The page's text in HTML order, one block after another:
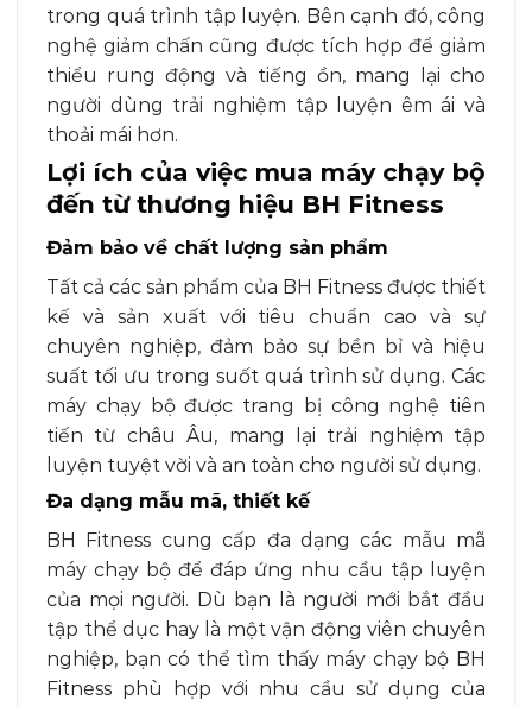
trong quá trình tập luyện. Bên cạnh đó, công
nghệ giảm chấn cũng được tích hợp để giảm
thiểu rung động và tiếng ồn, mang lại cho
người dùng trải nghiệm tập luyện êm ái và
thoải mái hơn.
Lợi ích của việc mua máy chạy bộ
đến từ thương hiệu BH Fitness
Đảm bảo về chất lượng sản phẩm
Tất cả các sản phẩm của BH Fitness được thiết
kế và sản xuất với tiêu chuẩn cao và sự
chuyên nghiệp, đảm bảo sự bền bỉ và hiệu
suất tối ưu trong suốt quá trình sử dụng. Các
máy chạy bộ được trang bị công nghệ tiên
tiến từ châu Âu, mang lại trải nghiệm tập
luyện tuyệt vời và an toàn cho người sử dụng.
Đa dạng mẫu mã, thiết kế
BH Fitness cung cấp đa dạng các mẫu mã
máy chạy bộ để đáp ứng nhu cầu tập luyện
của mọi người. Dù bạn là người mới bắt đầu
tập thể dục hay là một vận động viên chuyên
nghiệp, bạn có thể tìm thấy máy chạy bộ BH
Fitness phù hợp với nhu cầu sử dụng của